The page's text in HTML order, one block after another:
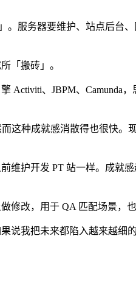
。服务器要维护、站点后台
「搬砖」。
Activiti、JBPM、Camunda，
这种成就感消散得也很快。
维护开发 PT 站一样。成就
改，用于 QA 匹配场景，也
说我把未来都陷入越来越细